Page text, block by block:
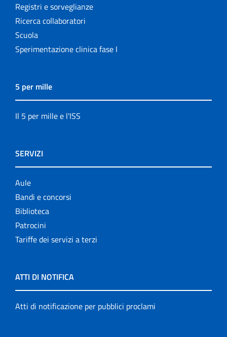
Registri e sorveglianze
Ricerca collaboratori
Scuola
Sperimentazione clinica fase I
5 per mille
Il 5 per mille e l'ISS
SERVIZI
Aule
Bandi e concorsi
Biblioteca
Patrocini
Tariffe dei servizi a terzi
ATTI DI NOTIFICA
Atti di notificazione per pubblici proclami